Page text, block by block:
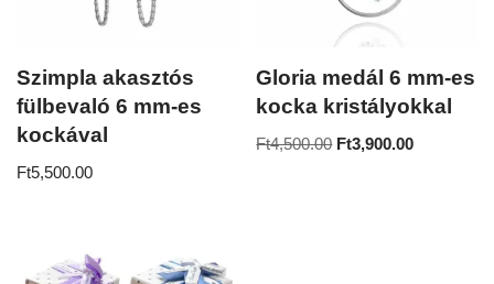
Szimpla akasztós
fülbevaló 6 mm-es
kockával
Ft5,500.00
Gloria medál 6 mm-es
kocka kristályokkal
Ft4,500.00 Ft3,900.00